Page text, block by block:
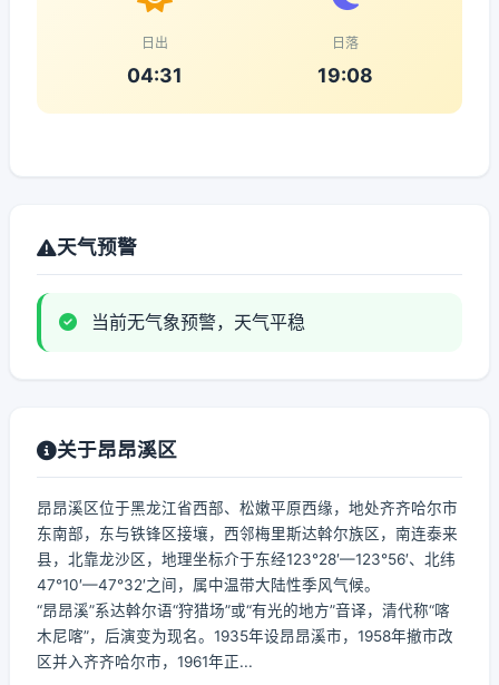
日出
04:31
日落
19:08
天气预警
当前无气象预警，天气平稳
关于昂昂溪区
昂昂溪区位于黑龙江省西部、松嫩平原西缘，地处齐齐哈尔市
东南部，东与铁锋区接壤，西邻梅里斯达斡尔族区，南连泰来
县，北靠龙沙区，地理坐标介于东经123°28′—123°56′、北纬
47°10′—47°32′之间，属中温带大陆性季风气候。
“昂昂溪”系达斡尔语“狩猎场”或“有光的地方”音译，清代称“喀
木尼喀”，后演变为现名。1935年设昂昂溪市，1958年撤市改
区并入齐齐哈尔市，1961年正...